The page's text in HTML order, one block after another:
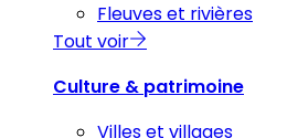
Fleuves et rivières
Tout voir
Culture & patrimoine
Villes et villages